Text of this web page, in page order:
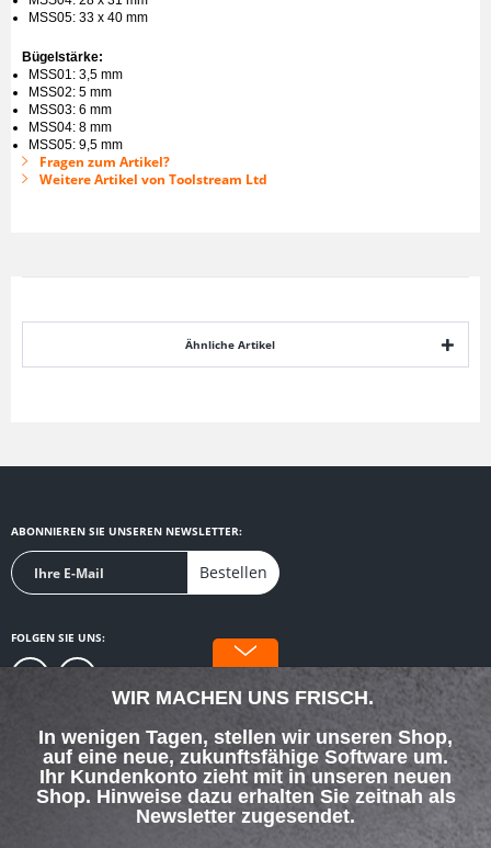
MSS05: 33 x 40 mm
Bügelstärke:
MSS01: 3,5 mm
MSS02: 5 mm
MSS03: 6 mm
MSS04: 8 mm
MSS05: 9,5 mm
Fragen zum Artikel?
Weitere Artikel von Toolstream Ltd
Ähnliche Artikel
ABONNIEREN SIE UNSEREN NEWSLETTER:
Bestellen
FOLGEN SIE UNS:
WIR MACHEN UNS FRISCH.
In wenigen Tagen, stellen wir unseren Shop,
auf eine neue, zukunftsfähige Software um.
Ihr Kundenkonto zieht mit in unseren neuen
Shop. Hinweise dazu erhalten Sie zeitnah als
Newsletter zugesendet.
SERVICE HOTLINE